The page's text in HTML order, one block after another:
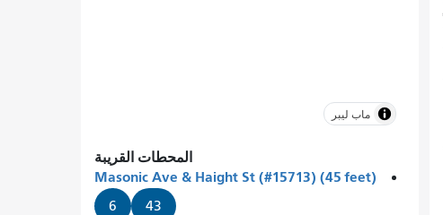
ماب ليبر
المحطات القريبة
Masonic Ave & Haight St (#15713) (45 feet)
6 43